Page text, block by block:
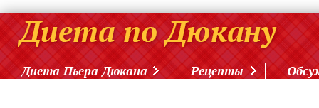
Диета Пьера Дюкана Рецепты